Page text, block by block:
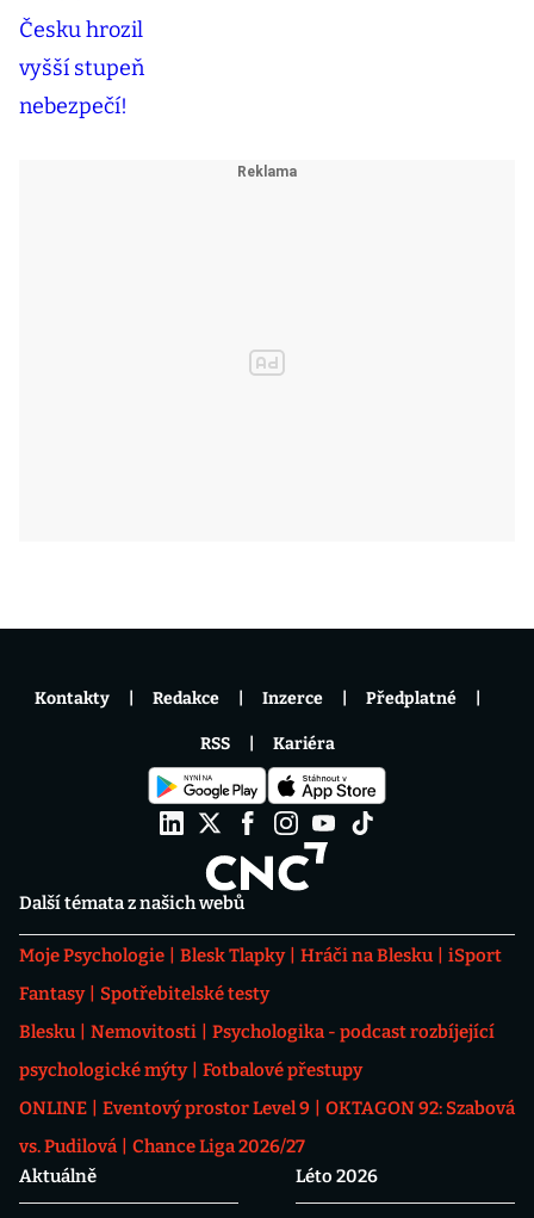
Další témata z našich webů
Moje Psychologie Blesk Tlapky Hráči na Blesku
iSport
Fantasy
Spotřebitelské testy
Blesku
Nemovitosti
Psychologika - podcast rozbíjející
psychologické mýty
Fotbalové přestupy
ONLINE
Eventový prostor Level 9
OKTAGON 92: Szabová
vs. Pudilová
Chance Liga 2026/27
Aktuálně
Léto 2026
Kontakty Redakce Inzerce Předplatné
RSS Kariéra